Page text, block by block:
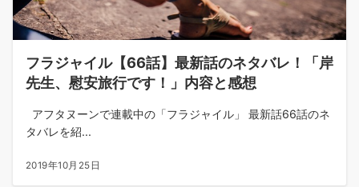
フラジャイル【66話】最新話のネタバレ！「岸
先生、慰安旅行です！」内容と感想
アフタヌーンで連載中の「フラジャイル」 最新話66話のネ
タバレを紹...
2019年10月25日